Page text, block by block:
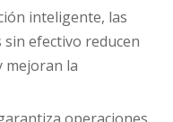
inteligente, las
efectivo reducen
mejoran la